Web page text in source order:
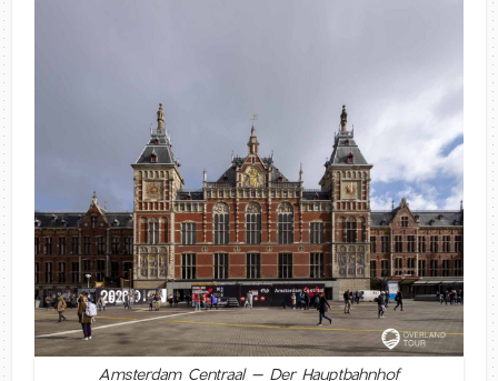
Amsterdam Centraal – Der Hauptbahnhof